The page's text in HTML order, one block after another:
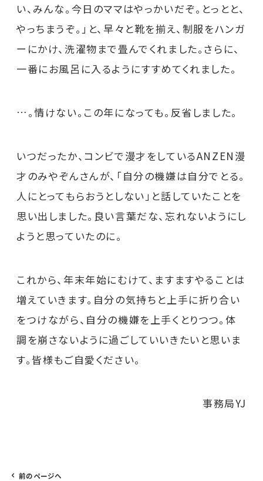
い、みんな。今日のママはやっかいだぞ。とっとと、
やっちまうぞ。」と、早々と靴を揃え、制服をハンガ
ーにかけ、洗濯物まで畳んでくれました。さらに、
一番にお風呂に入るようにすすめてくれました。
…。情けない。この年になっても。反省しました。
いつだったか、コンビで漫才をしているANZEN漫
才のみやぞんさんが、「自分の機嫌は自分でとる。
人にとってもらおうとしない」と話していたことを
思い出しました。良い言葉だな、忘れないようにし
ようと思っていたのに。
これから、年末年始にむけて、ますますやることは
増えていきます。自分の気持ちと上手に折り合い
をつけながら、自分の機嫌を上手くとりつつ。体
調を崩さないように過ごしていいきたいと思いま
す。皆様もご自愛ください。
事務局YJ
前のページへ